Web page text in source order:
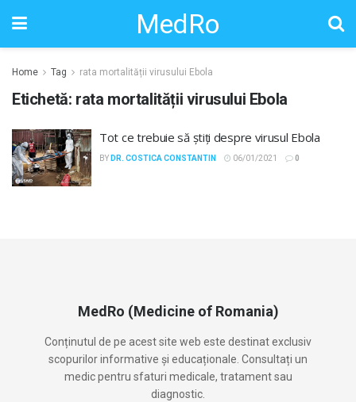
MedRo
Home Tag rata mortalității virusului Ebola
Etichetă: rata mortalității virusului Ebola
Tot ce trebuie să știți despre virusul Ebola
BY DR. COSTICA CONSTANTIN 06/01/2021 0
MedRo (Medicine of Romania)
Conținutul de pe acest site web este destinat exclusiv
scopurilor informative și educaționale. Consultați un
medic pentru sfaturi medicale, tratament sau
diagnostic.